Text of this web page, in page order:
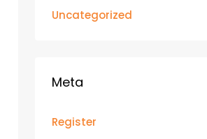
Uncategorized
Meta
Register